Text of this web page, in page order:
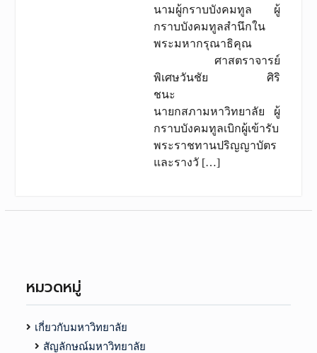
นามผู้กราบบังคมทูล ผู้
กราบบังคมทูลสำนึกใน
พระมหากรุณาธิคุณ
ศาสตราจารย์
พิเศษวันชัย ศิริ
ชนะ
นายกสภามหาวิทยาลัย ผู้
กราบบังคมทูลเบิกผู้เข้ารับ
พระราชทานปริญญาบัตร
และรางวั […]
หมวดหมู่
เกี่ยวกับมหาวิทยาลัย
สัญลักษณ์มหาวิทยาลัย